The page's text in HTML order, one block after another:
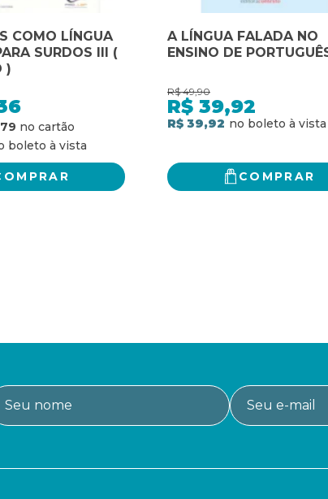
COMO LÍNGUA
SURDOS III (
)
A LÍNGUA FALADA NO
ENSINO DE
R$ 49,90
R$ 39,92
R$ 39,92
COMPRAR